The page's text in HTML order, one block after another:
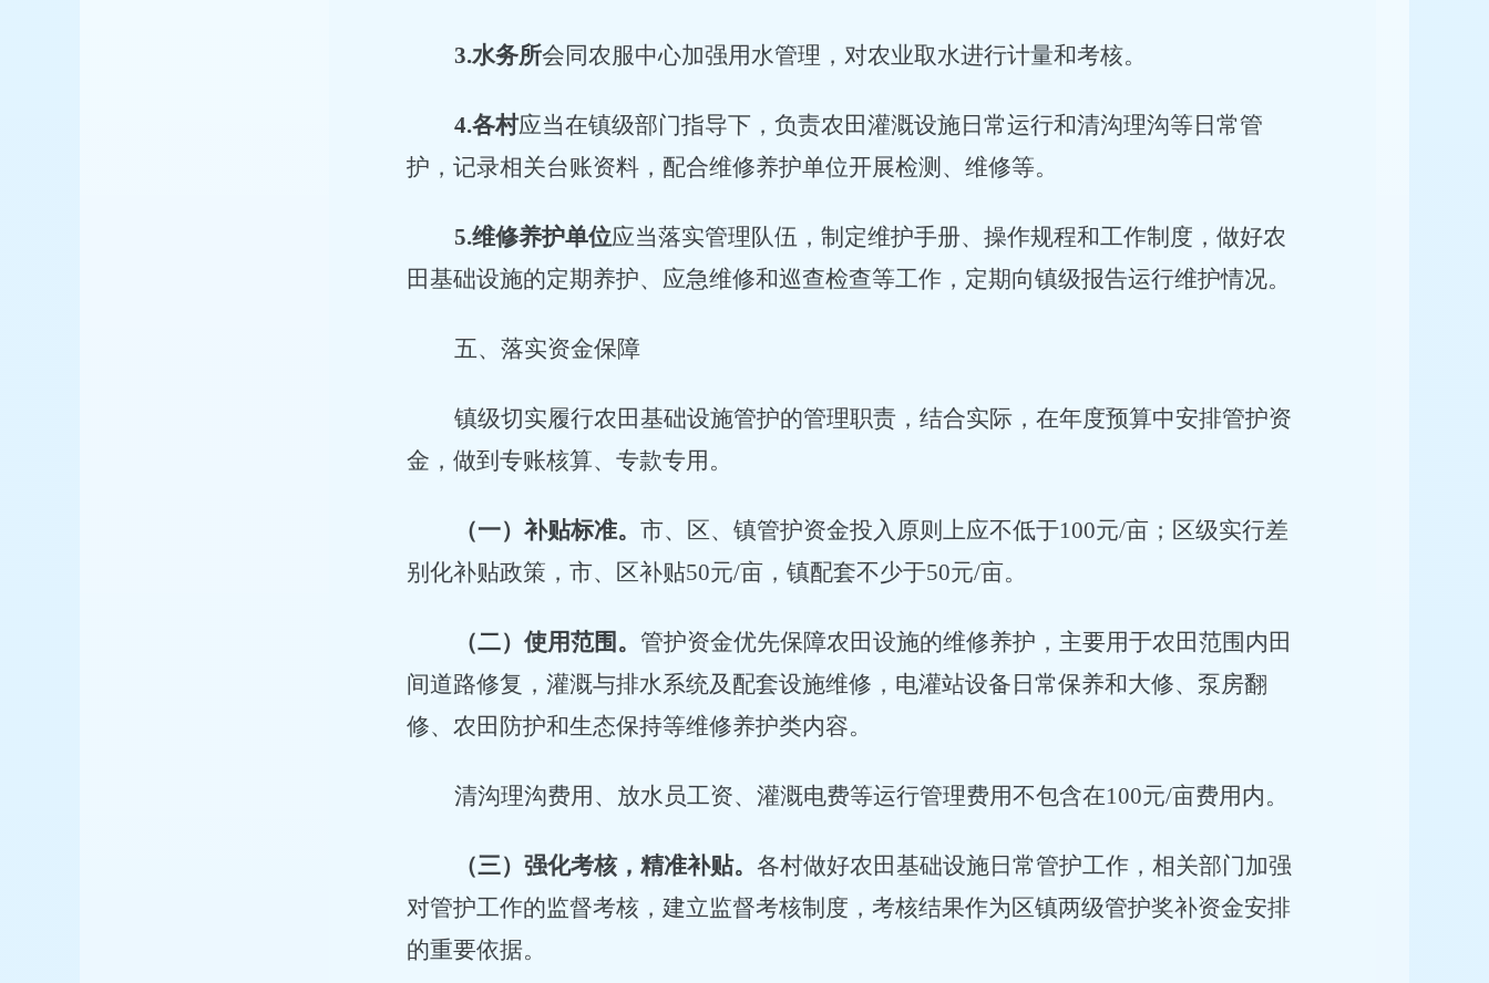
3.水务所会同农服中心加强用水管理，对农业取水进行计量和考核。
4.各村应当在镇级部门指导下，负责农田灌溉设施日常运行和清沟理沟等日常管
护，记录相关台账资料，配合维修养护单位开展检测、维修等。
5.维修养护单位应当落实管理队伍，制定维护手册、操作规程和工作制度，做好农
田基础设施的定期养护、应急维修和巡查检查等工作，定期向镇级报告运行维护情况。
五、落实资金保障
镇级切实履行农田基础设施管护的管理职责，结合实际，在年度预算中安排管护资
金，做到专账核算、专款专用。
（一）补贴标准。 市、区、镇管护资金投入原则上应不低于100元/亩；区级实行差
别化补贴政策，市、区补贴50元/亩，镇配套不少于50元/亩。
（二）使用范围。 管护资金优先保障农田设施的维修养护，主要用于农田范围内田
间道路修复，灌溉与排水系统及配套设施维修，电灌站设备日常保养和大修、泵房翻
修、农田防护和生态保持等维修养护类内容。
清沟理沟费用、放水员工资、灌溉电费等运行管理费用不包含在100元/亩费用内。
（三）强化考核，精准补贴。 各村做好农田基础设施日常管护工作，相关部门加强
对管护工作的监督考核，建立监督考核制度，考核结果作为区镇两级管护奖补资金安排
的重要依据。